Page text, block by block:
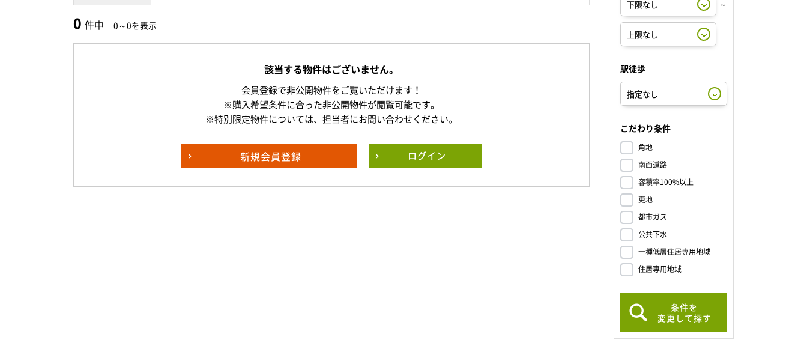
0 件中 0～0を表示
該当する物件はございません。
会員登録で非公開物件をご覧いただけます！
※購入希望条件に合った非公開物件が閲覧可能です。
※特別限定物件については、担当者にお問い合わせください。
新規会員登録 ログイン
～
駅徒歩
こだわり条件
角地
南面道路
容積率100%以上
更地
都市ガス
公共下水
一種低層住居専用地域
住居専用地域
条件を
変更して探す